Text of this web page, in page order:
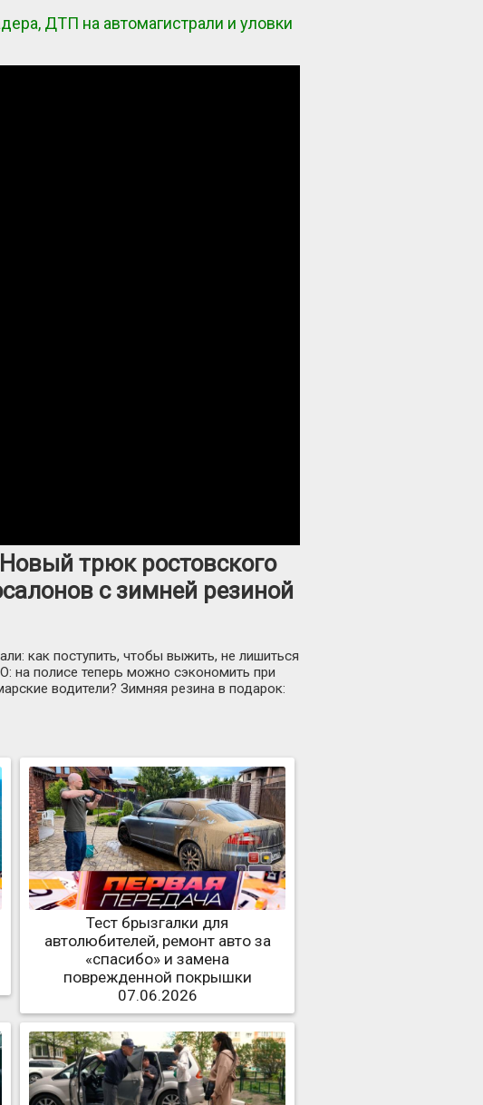
ДТП на автомагистрали и уловки
трюк ростовского
с зимней резиной
как поступить, чтобы выжить, не лишиться
на полисе теперь можно сэкономить при
водители? Зимняя резина в подарок:
Тест брызгалки для
автолюбителей, ремонт авто за
«спасибо» и замена
поврежденной покрышки
07.06.2026